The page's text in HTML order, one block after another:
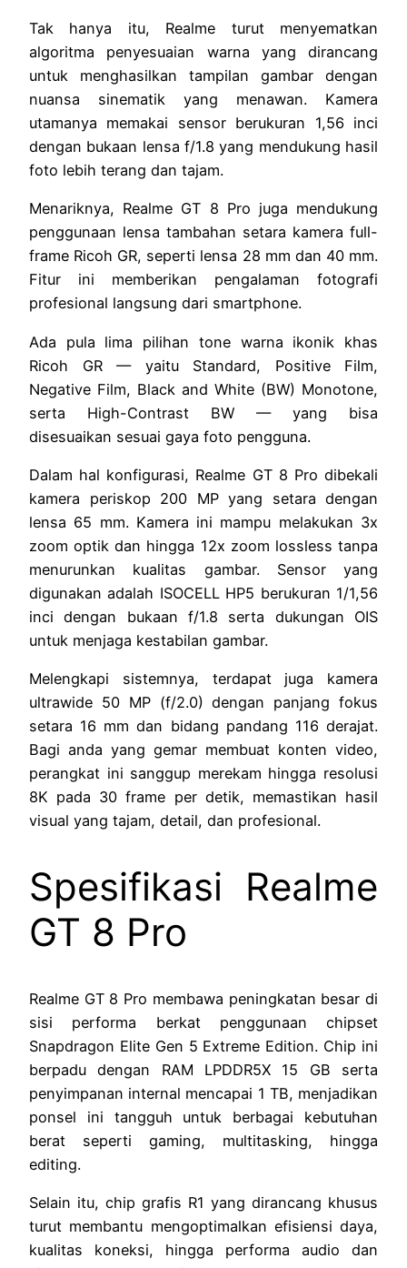
Tak hanya itu, Realme turut menyematkan
algoritma penyesuaian warna yang dirancang
untuk menghasilkan tampilan gambar dengan
nuansa sinematik yang menawan. Kamera
utamanya memakai sensor berukuran 1,56 inci
dengan bukaan lensa f/1.8 yang mendukung hasil
foto lebih terang dan tajam.
Menariknya, Realme GT 8 Pro juga mendukung
penggunaan lensa tambahan setara kamera full-
frame Ricoh GR, seperti lensa 28 mm dan 40 mm.
Fitur ini memberikan pengalaman fotografi
profesional langsung dari smartphone.
Ada pula lima pilihan tone warna ikonik khas
Ricoh GR — yaitu Standard, Positive Film,
Negative Film, Black and White (BW) Monotone,
serta High-Contrast BW — yang bisa
disesuaikan sesuai gaya foto pengguna.
Dalam hal konfigurasi, Realme GT 8 Pro dibekali
kamera periskop 200 MP yang setara dengan
lensa 65 mm. Kamera ini mampu melakukan 3x
zoom optik dan hingga 12x zoom lossless tanpa
menurunkan kualitas gambar. Sensor yang
digunakan adalah ISOCELL HP5 berukuran 1/1,56
inci dengan bukaan f/1.8 serta dukungan OIS
untuk menjaga kestabilan gambar.
Melengkapi sistemnya, terdapat juga kamera
ultrawide 50 MP (f/2.0) dengan panjang fokus
setara 16 mm dan bidang pandang 116 derajat.
Bagi anda yang gemar membuat konten video,
perangkat ini sanggup merekam hingga resolusi
8K pada 30 frame per detik, memastikan hasil
visual yang tajam, detail, dan profesional.
Spesifikasi Realme
GT 8 Pro
Realme GT 8 Pro membawa peningkatan besar di
sisi performa berkat penggunaan chipset
Snapdragon Elite Gen 5 Extreme Edition. Chip ini
berpadu dengan RAM LPDDR5X 15 GB serta
penyimpanan internal mencapai 1 TB, menjadikan
ponsel ini tangguh untuk berbagai kebutuhan
berat seperti gaming, multitasking, hingga
editing.
Selain itu, chip grafis R1 yang dirancang khusus
turut membantu mengoptimalkan efisiensi daya,
kualitas koneksi, hingga performa audio dan